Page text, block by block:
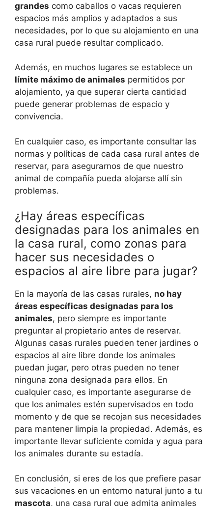
grandes como caballos o vacas requieren
espacios más amplios y adaptados a sus
necesidades, por lo que su alojamiento en una
casa rural puede resultar complicado.
Además, en muchos lugares se establece un
límite máximo de animales permitidos por
alojamiento, ya que superar cierta cantidad
puede generar problemas de espacio y
convivencia.
En cualquier caso, es importante consultar las
normas y políticas de cada casa rural antes de
reservar, para asegurarnos de que nuestro
animal de compañía pueda alojarse allí sin
problemas.
¿Hay áreas específicas
designadas para los animales en
la casa rural, como zonas para
hacer sus necesidades o
espacios al aire libre para jugar?
En la mayoría de las casas rurales, no hay
áreas específicas designadas para los
animales, pero siempre es importante
preguntar al propietario antes de reservar.
Algunas casas rurales pueden tener jardines o
espacios al aire libre donde los animales
puedan jugar, pero otras pueden no tener
ninguna zona designada para ellos. En
cualquier caso, es importante asegurarse de
que los animales estén supervisados en todo
momento y de que se recojan sus necesidades
para mantener limpia la propiedad. Además, es
importante llevar suficiente comida y agua para
los animales durante su estadía.
En conclusión, si eres de los que prefiere pasar
sus vacaciones en un entorno natural junto a tu
mascota, una casa rural que admita animales